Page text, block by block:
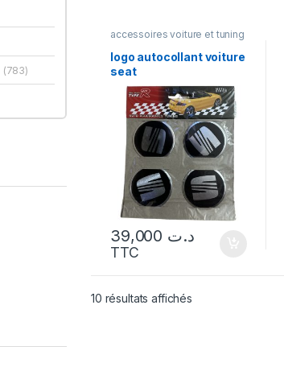
accessoires voiture et tuning
logo autocollant voiture
seat
د.ت
TTC
10 résultats affichés
(783)